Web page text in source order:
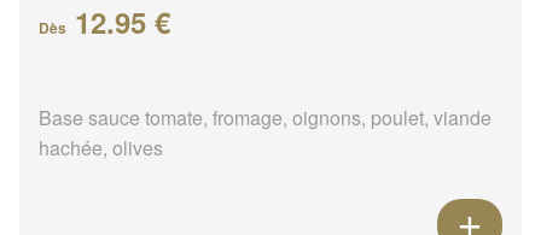
Dès 12.95 €
Base sauce tomate, fromage, oignons, poulet, viande
hachée, olives